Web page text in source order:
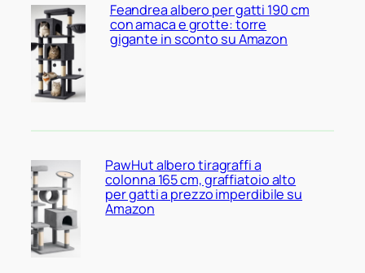
Feandrea albero per gatti 190 cm
con amaca e grotte: torre
gigante in sconto su Amazon
PawHut albero tiragraffi a
colonna 165 cm, graffiatoio alto
per gatti a prezzo imperdibile su
Amazon